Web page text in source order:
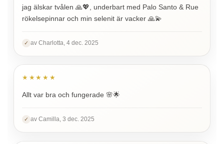
jag älskar tvålen 🙏💖, underbart med Palo Santo & Rue
rökelsepinnar och min selenit är vacker 🙏💫
✓ av Charlotta, 4 dec. 2025
★★★★★
Allt var bra och fungerade 🌸🌟
✓ av Camilla, 3 dec. 2025